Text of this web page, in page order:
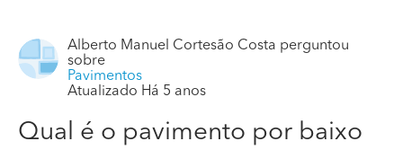
Alberto Manuel Cortesão Costa perguntou
sobre
Pavimentos
Atualizado Há 5 anos
Qual é o pavimento por baixo